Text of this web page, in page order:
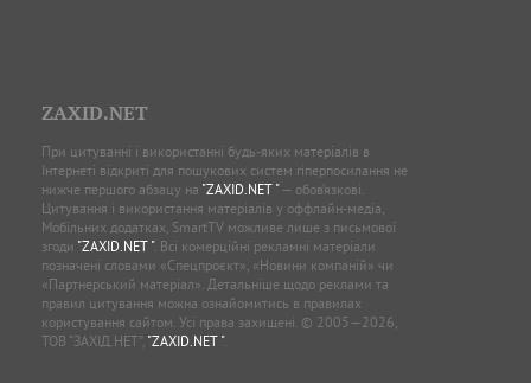
ZAXID.NET
При цитуванні і використанні будь-яких матеріалів в
Інтернеті відкриті для пошукових систем гіперпосилання не
нижче першого абзацу на "ZAXID.NET "— обов’язкові.
Цитування і використання матеріалів у оффлайн-медіа,
Мобільних додатках, SmartTV можливе лише з письмової
згоди "ZAXID.NET ". Всі комерційні рекламні матеріали
позначені словами «Спецпроєкт», «Новини компаній» чи
«Партнерський матеріал». Детальніше щодо реклами та
правил цитування можна ознайомитись в правилах
користування сайтом. Усі права захищені. © 2005—2026,
ТОВ “ЗАХІД.НЕТ”, "ZAXID.NET ".